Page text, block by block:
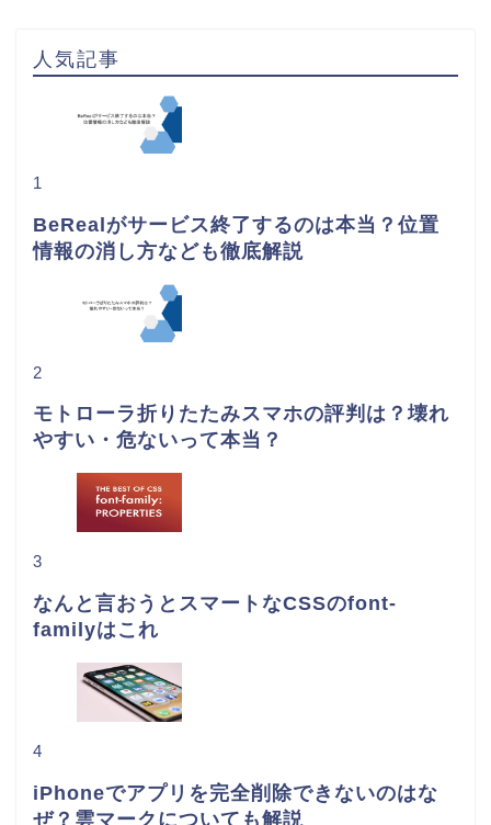
人気記事
1
BeRealがサービス終了するのは本当？位置
情報の消し方なども徹底解説
2
モトローラ折りたたみスマホの評判は？壊れ
やすい・危ないって本当？
3
なんと言おうとスマートなCSSのfont-
familyはこれ
4
iPhoneでアプリを完全削除できないのはな
ぜ？雲マークについても解説